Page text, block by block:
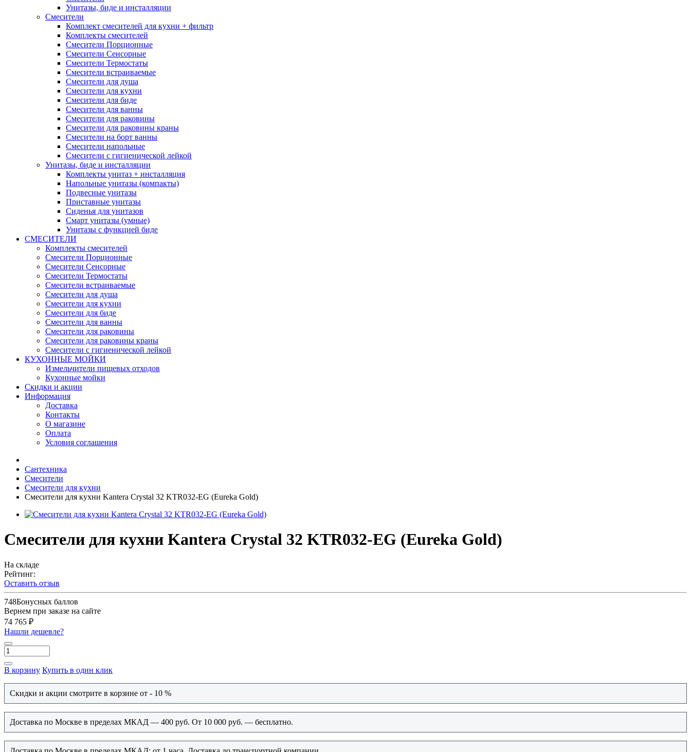
Унитазы, биде и инсталляции
Смесители
Комплект смесителей для кухни + фильтр
Комплекты смесителей
Смесители Порционные
Смесители Сенсорные
Смесители Термостаты
Смесители встраиваемые
Смесители для душа
Смесители для кухни
Смесители для биде
Смесители для ванны
Смесители для раковины
Смесители для раковины краны
Смесители на борт ванны
Смесители напольные
Смесители с гигиенической лейкой
Унитазы, биде и инсталляции
Комплекты унитаз + инсталляция
Напольные унитазы (компакты)
Подвесные унитазы
Приставные унитазы
Сиденья для унитазов
Смарт унитазы (умные)
Унитазы с функцией биде
СМЕСИТЕЛИ
Комплекты смесителей
Смесители Порционные
Смесители Сенсорные
Смесители Термостаты
Смесители встраиваемые
Смесители для душа
Смесители для кухни
Смесители для биде
Смесители для ванны
Смесители для раковины
Смесители для раковины краны
Смесители с гигиенической лейкой
КУХОННЫЕ МОЙКИ
Измельчители пищевых отходов
Кухонные мойки
Скидки и акции
Информация
Доставка
Контакты
О магазине
Оплата
Условия соглашения
Сантехника
Смесители
Смесители для кухни
Смесители для кухни Kantera Crystal 32 KTR032-EG (Eureka Gold)
Смесители для кухни Kantera Crystal 32 KTR032-EG (Eureka Gold)
На складе
Рейтинг:
Оставить отзыв
748Бонусных баллов
Вернем при заказе на сайте
74 765 ₽
Нашли дешевле?
В корзину Купить в один клик
Скидки и акции смотрите в корзине от - 10 %
Доставка по Москве в пределах МКАД — 400 руб. От 10 000 руб. — бесплатно.